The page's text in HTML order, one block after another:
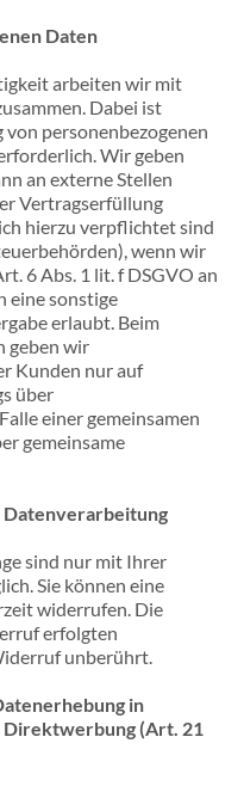
Daten
arbeiten wir mit
Dabei ist
personenbezogenen
Wir geben
an externe Stellen
Vertragserfüllung
hierzu verpflichtet sind
wenn wir
6 Abs. 1 lit. f DSGVO an
eine sonstige
erlaubt. Beim
geben wir
Kunden nur auf
über
einer gemeinsamen
gemeinsame
sind nur mit Ihrer
Sie können eine
widerrufen. Die
erfolgten
unberührt.
in
Direktwerbung (Art. 21